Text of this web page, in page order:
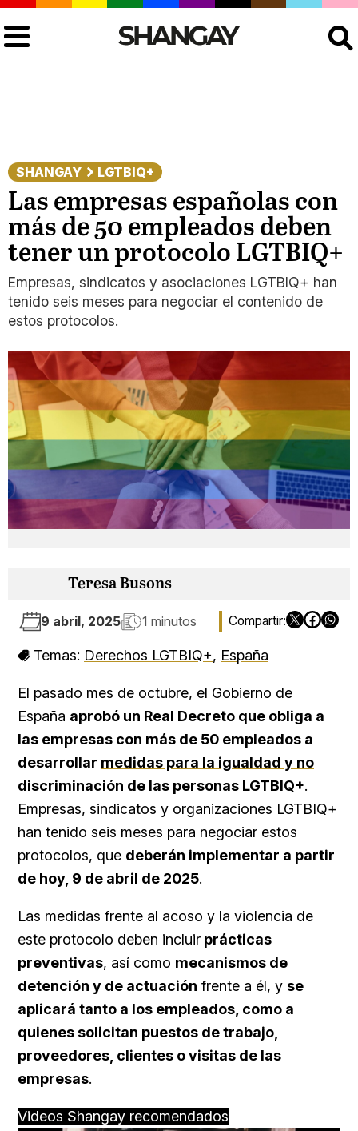
SHANGAY LGTBIQ+
Las empresas españolas con
más de 50 empleados deben
tener un protocolo LGTBIQ+
Empresas, sindicatos y asociaciones LGTBIQ+ han
tenido seis meses para negociar el contenido de
estos protocolos.
Teresa Busons
9 abril, 2025 1 minutos
Temas: Derechos LGTBIQ+, España
El pasado mes de octubre, el Gobierno de
España aprobó un Real Decreto que obliga a
las empresas con más de 50 empleados a
desarrollar medidas para la igualdad y no
discriminación de las personas LGTBIQ+.
Empresas, sindicatos y organizaciones LGTBIQ+
han tenido seis meses para negociar estos
protocolos, que deberán implementar a partir
de hoy, 9 de abril de 2025.
Las medidas frente al acoso y la violencia de
este protocolo deben incluir prácticas
preventivas, así como mecanismos de
detención y de actuación frente a él, y se
aplicará tanto a los empleados, como a
quienes solicitan puestos de trabajo,
proveedores, clientes o visitas de las
empresas.
Videos Shangay recomendados